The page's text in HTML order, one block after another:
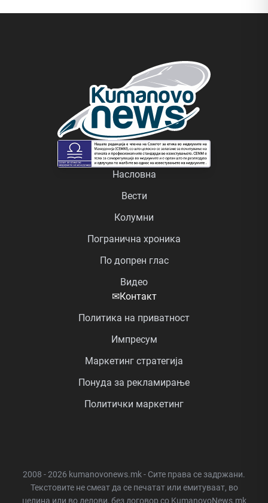
Насловна
Вести
Колумни
Погранична хроника
По допрен глас
Видео
✉Контакт
Политика на приватност
Импресум
Маркетинг стратегија
Понуда за рекламирање
Политички маркетинг
2008 - 2026 kumanovonews.mk - Сите права се задржани.
Текстовите не смеат да се печатат или емитуваат, во
целина или во делови, без договор со KumanovoNews.mk